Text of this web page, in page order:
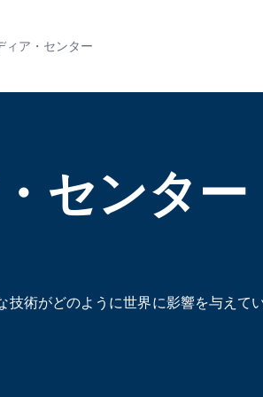
ィア・センター
センター
技術がどのように世界に影響を与えて